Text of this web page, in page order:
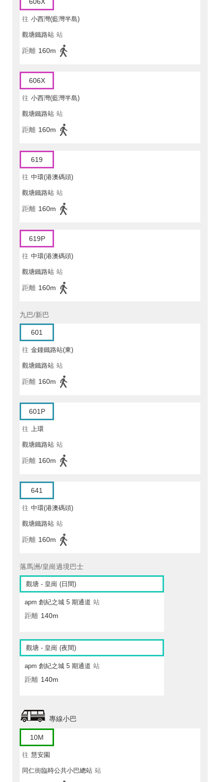
606X
往 小西灣(藍灣半島)
觀塘鐵路站 站
距離 160m
606X
往 小西灣(藍灣半島)
觀塘鐵路站 站
距離 160m
619
往 中環(港澳碼頭)
觀塘鐵路站 站
距離 160m
619P
往 中環(港澳碼頭)
觀塘鐵路站 站
距離 160m
九巴/新巴
601
往 金鐘鐵路站(東)
觀塘鐵路站 站
距離 160m
601P
往 上環
觀塘鐵路站 站
距離 160m
641
往 中環(港澳碼頭)
觀塘鐵路站 站
距離 160m
落馬洲/皇崗過境巴士
觀塘 - 皇崗 (日間)
apm 創紀之城 5 期通道 站
距離 140m
觀塘 - 皇崗 (夜間)
apm 創紀之城 5 期通道 站
距離 140m
專線小巴
10M
往 慧安園
同仁街臨時公共小巴總站 站